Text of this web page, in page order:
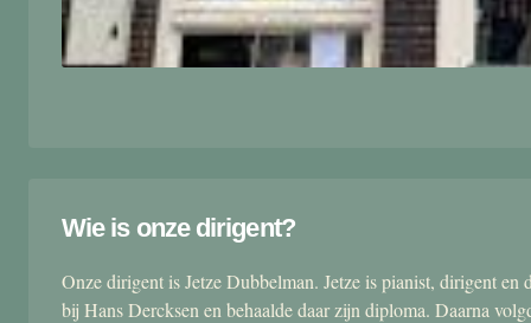
Wie is onze dirigent?
Onze dirigent is Jetze Dubbelman. Jetze is pianist, dirigent
bij Hans Dercksen en behaalde daar zijn diploma. Daarna